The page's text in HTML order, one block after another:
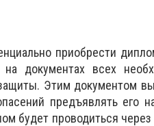
приобрести
документах всех
Этим документом
предъявлять его
будет проводиться